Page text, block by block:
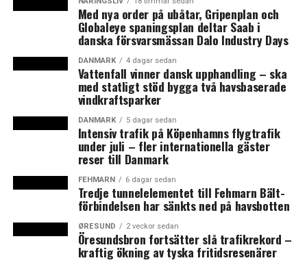
Med nya order på ubåtar, Gripenplan och
Globaleye spaningsplan deltar Saab i
danska försvarsmässan Dalo Industry Days
DANMARK 4 dagar sedan
Vattenfall vinner dansk upphandling – ska
med statligt stöd bygga två havsbaserade
vindkraftsparker
DANMARK 5 dagar sedan
Intensiv trafik på Köpenhamns flygtrafik
under juli – fler internationella gäster
reser till Danmark
FEHMARN 6 dagar sedan
Tredje tunnelelementet till Fehmarn Bält-
förbindelsen har sänkts ned på havsbotten
ØRESUND 2 veckor sedan
Öresundsbron fortsätter slå trafikrekord –
kraftig ökning av tyska fritidsresenärer